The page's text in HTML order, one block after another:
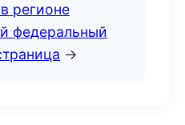
регионе
федеральный
→